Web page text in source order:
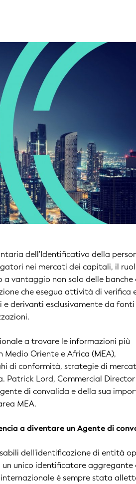
dell'Identificativo della
nei mercati dei capitali, il
vantaggio non solo delle banche
che esegua attività di verifica
derivanti esclusivamente da fonti
a trovare le informazioni più
Oriente e Africa (MEA),
di conformità, strategie di
Patrick Lord, Commercial Director
di convalida e della sua
MEA.
a diventare un Agente di
dell'identificazione di entità
unico identificatore aggregante
è sempre stata